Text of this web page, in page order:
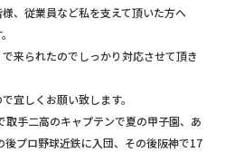
、従業員など私を支えて頂いた方へ
来られたのでしっかり対応させて頂き
宜しくお願い致します。
手二高のキャプテンで夏の甲子園、あ
後プロ野球近鉄に入団、その後阪神で17